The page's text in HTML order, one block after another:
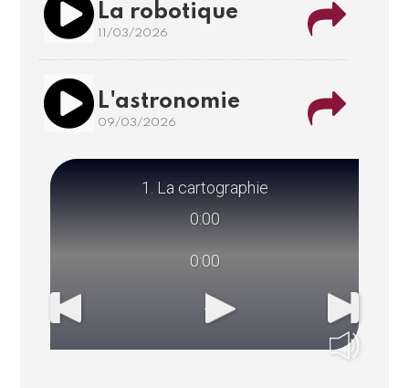
La robotique
11/03/2026
L'astronomie
09/03/2026
L'optique
1. La cartographie
0:00
0:00